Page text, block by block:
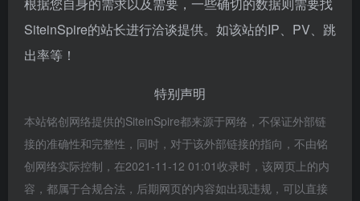
SiteinSpire的站长进行洽谈提供。如该站的IP、PV、跳
出率等！
特别声明
本站铭创网络提供的SiteinSpire都来源于网络，不保证外部链
接的准确性和完整性，同时，对于该外部链接的指向，不由铭
创网络实际控制，在2021-11-12 01:01收录时，该网页上的内
容，都属于合规合法，后期网页的内容如出现违规，可以直接